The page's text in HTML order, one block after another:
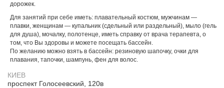
дорожек.
Для занятий при себе иметь: плавательный костюм, мужчинам —
плавки, женщинам — купальник (сдельный или раздельный), мыло (гель
для душа), мочалку, полотенце, иметь справку от врача терапевта, о
том, что Вы здоровы и можете посещать бассейн.
По желанию можно взять в бассейн: резиновую шапочку, очки для
плавания, тапочки, шампунь, фен для волос.
КИЕВ
проспект Голосеевский, 120в